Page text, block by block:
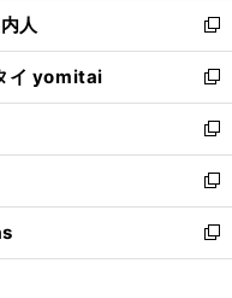
く
ド
ウ
で
開
く
ィ
ン
ド
ウ
で
開
く
い
ウ
ィ
ン
ド
ウ
で
開
く
人
新
し
い
ウ
ィ
ン
ド
ウ
で
開
イ yomitai
新
し
い
ウ
ィ
ン
ド
ウ
新
し
い
ウ
ィ
ン
新
し
い
ウ
新
し